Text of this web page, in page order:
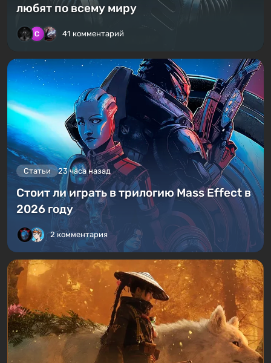
любят по всему миру
41 комментарий
Статьи 23 часа назад
Стоит ли играть в трилогию Mass Effect в
2026 году
2 комментария